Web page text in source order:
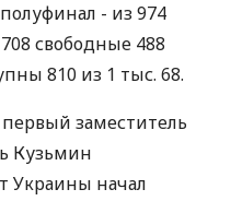
- из 974
свободные 488
810 из 1 тыс. 68.
заместитель
Кузьмин
Украины начал